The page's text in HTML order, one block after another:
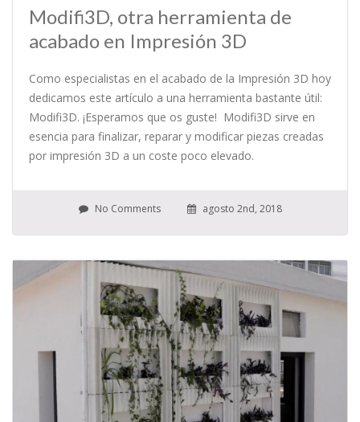
Modifi3D, otra herramienta de
acabado en Impresión 3D
Como especialistas en el acabado de la Impresión 3D hoy
dedicamos este artículo a una herramienta bastante útil:
Modifi3D. ¡Esperamos que os guste! Modifi3D sirve en
esencia para finalizar, reparar y modificar piezas creadas
por impresión 3D a un coste poco elevado.
No Comments agosto 2nd, 2018